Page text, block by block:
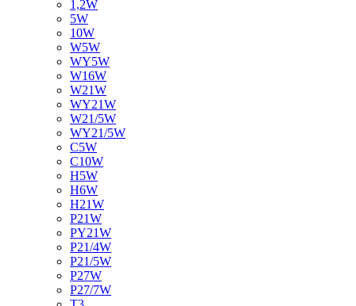
1,2W
5W
10W
W5W
WY5W
W16W
W21W
WY21W
W21/5W
WY21/5W
C5W
C10W
H5W
H6W
H21W
P21W
PY21W
P21/4W
P21/5W
P27W
P27/7W